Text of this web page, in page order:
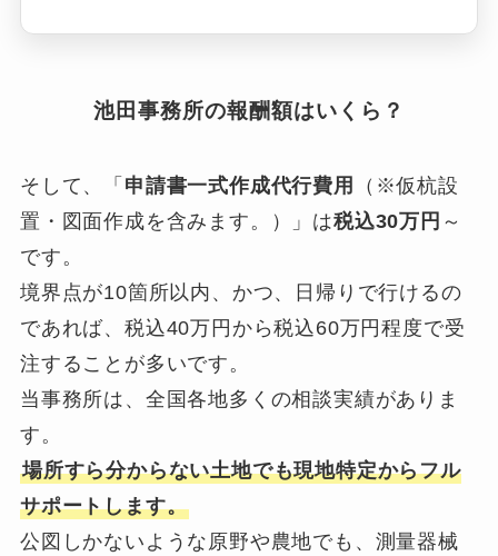
池田事務所の報酬額はいくら？
そして、「 申請書一式作成代行費用
（※仮杭設
置・図面作成を含みます。）」は税込30万円 ～
です。
境界点が10箇所以内、かつ、日帰りで行けるの
であれば、税込40万円から税込60万円程度で受
注することが多いです。
当事務所は、全国各地多くの相談実績がありま
す。
場所すら分からない土地でも現地特定からフル
サポートします。
公図しかないような原野や農地でも、測量器械